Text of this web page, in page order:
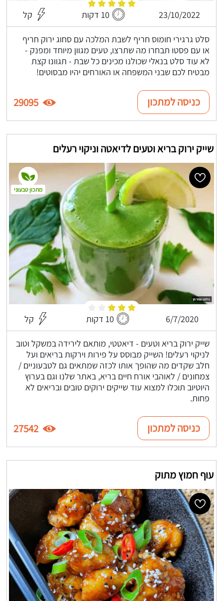
23/10/2022 10 דקות קל
סלט גרגירי חומוס חריף לשבת המלכה עם סחוג ירוק חריף
או עם פסטו תבחרו מה שתרצו, טעים מגוון מיוחד ומפנק -
לא עוד סלט בנאלי שכולנו מכינים כל שבת - תגוונו קצת
מבטיח לכם שבני המשפחה או האורחים יהיו מבסוטים!
כניסה למתכון 29095
שייק ירוק בריא וטעים לדיאטה וניקוי רעלים
6/7/2020 10 דקות קל
שייק ירוק בריא וטעים - דיאטטי, מותאם לירידה במשקל וטוב
לניקוי רעלים! השייק מבוסס על פירות וירקות בריאים ועל
חלב שקדים מה שהופך אותו לכזה שמתאים גם לטבעוניים /
צמחונים / לאוהבי אורח חיים בריא, באתר שלנו וגם בערוץ
היוטיוב תוכלו למצוא עוד שייקים ירוקים טובים ובריאים לא
פחות.
מתכון טבעוני
כניסה למתכון 27542
עוף חמוץ מתוק